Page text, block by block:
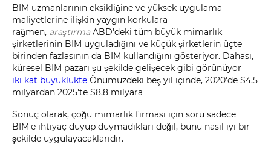
BIM uzmanlarının eksikliğine ve yüksek uygulama
maliyetlerine ilişkin yaygın korkulara
rağmen, araştırma ABD'deki tüm büyük mimarlık
şirketlerinin BIM uyguladığını ve küçük şirketlerin üçte
birinden fazlasının da BIM kullandığını gösteriyor. Dahası,
küresel BIM pazarı şu şekilde gelişecek gibi görünüyor
iki kat büyüklükte Önümüzdeki beş yıl içinde, 2020'de $4,5
milyardan 2025'te $8,8 milyara
Sonuç olarak, çoğu mimarlık firması için soru sadece
BIM'e ihtiyaç duyup duymadıkları değil, bunu nasıl iyi bir
şekilde uygulayacaklarıdır.